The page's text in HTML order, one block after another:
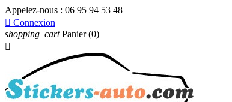
Appelez-nous : 06 95 94 53 48
 Connexion
shopping_cart Panier (0)
